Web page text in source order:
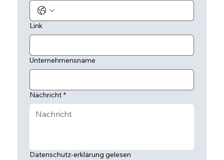
Link
Unternehmensname
Nachricht *
Datenschutz-erklärung gelesen